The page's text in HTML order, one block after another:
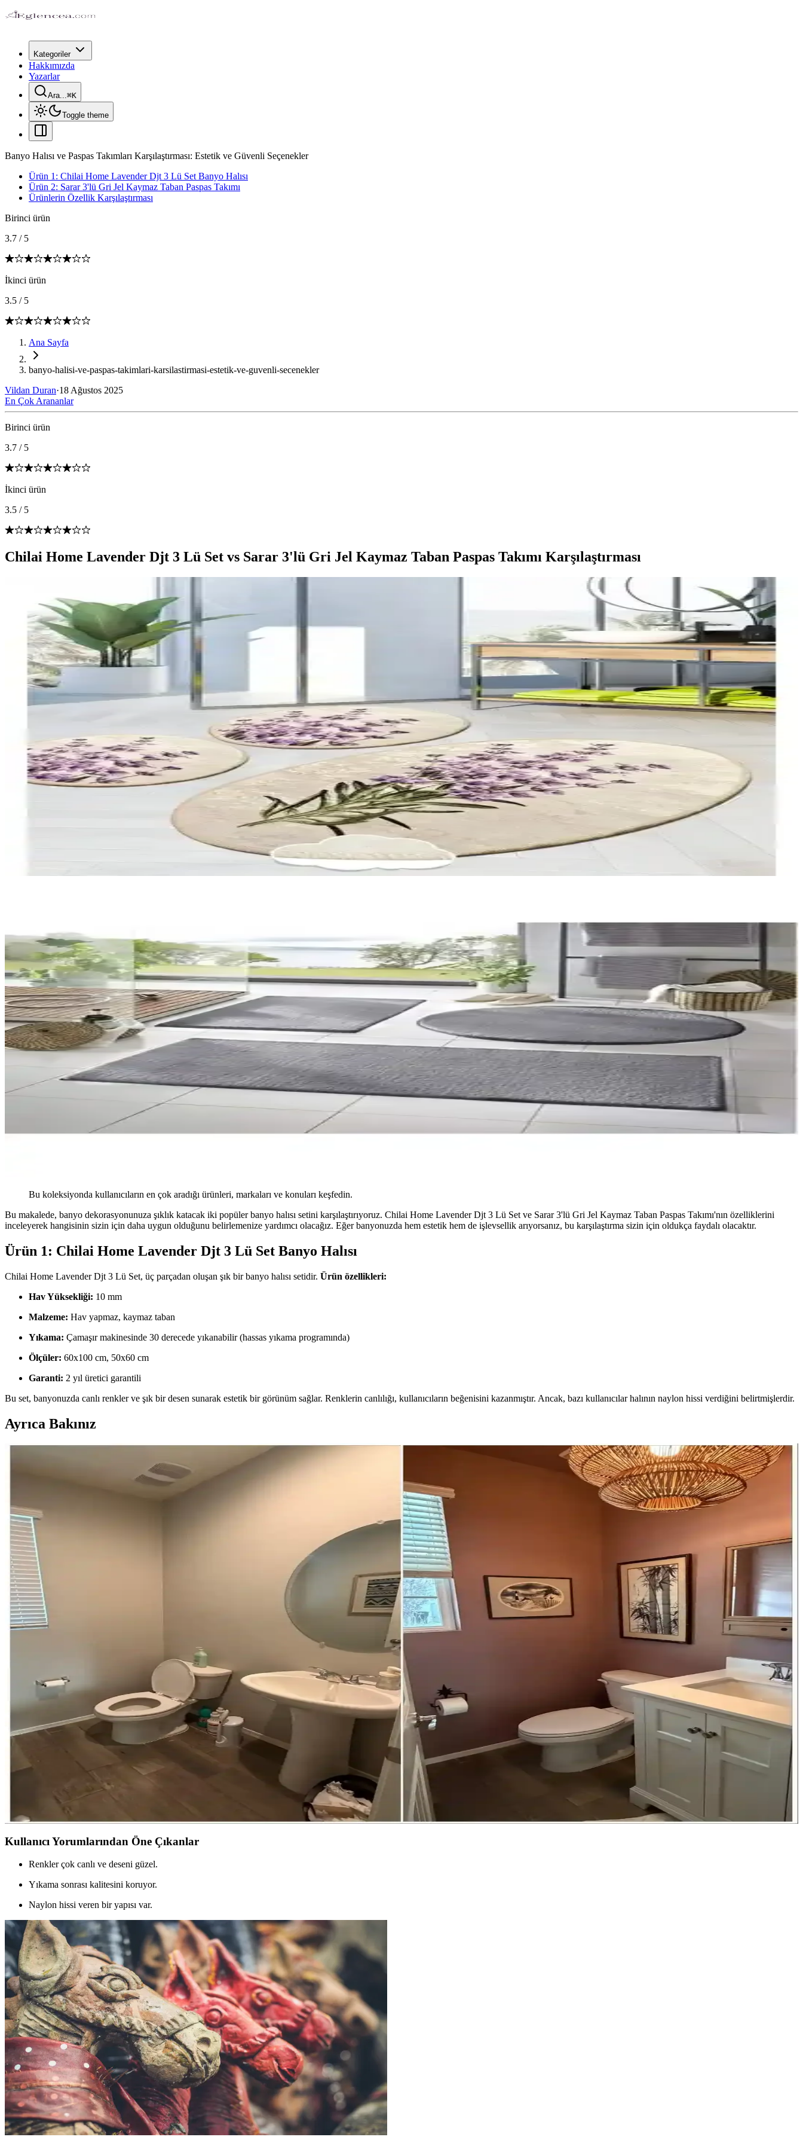
Kategoriler
Hakkımızda
Yazarlar
Ara...⌘K
Toggle theme
Banyo Halısı ve Paspas Takımları Karşılaştırması: Estetik ve Güvenli Seçenekler
Ürün 1: Chilai Home Lavender Djt 3 Lü Set Banyo Halısı
Ürün 2: Sarar 3'lü Gri Jel Kaymaz Taban Paspas Takımı
Ürünlerin Özellik Karşılaştırması
Birinci ürün
3.7 / 5
İkinci ürün
3.5 / 5
Ana Sayfa
banyo-halisi-ve-paspas-takimlari-karsilastirmasi-estetik-ve-guvenli-secenekler
Vildan Duran·18 Ağustos 2025
En Çok Arananlar
Birinci ürün
3.7 / 5
İkinci ürün
3.5 / 5
Chilai Home Lavender Djt 3 Lü Set vs Sarar 3'lü Gri Jel Kaymaz Taban Paspas Takımı Karşılaştırması
Bu koleksiyonda kullanıcıların en çok aradığı ürünleri, markaları ve konuları keşfedin.
Bu makalede, banyo dekorasyonunuza şıklık katacak iki popüler banyo halısı setini karşılaştırıyoruz. Chilai Home Lavender Djt 3 Lü Set ve Sarar 3'lü Gri Jel Kaymaz Taban Paspas Takımı'nın özelliklerini
inceleyerek hangisinin sizin için daha uygun olduğunu belirlemenize yardımcı olacağız. Eğer banyonuzda hem estetik hem de işlevsellik arıyorsanız, bu karşılaştırma sizin için oldukça faydalı olacaktır.
Ürün 1: Chilai Home Lavender Djt 3 Lü Set Banyo Halısı
Chilai Home Lavender Djt 3 Lü Set, üç parçadan oluşan şık bir banyo halısı setidir. Ürün özellikleri:
Hav Yüksekliği: 10 mm
Malzeme: Hav yapmaz, kaymaz taban
Yıkama: Çamaşır makinesinde 30 derecede yıkanabilir (hassas yıkama programında)
Ölçüler: 60x100 cm, 50x60 cm
Garanti: 2 yıl üretici garantili
Bu set, banyonuzda canlı renkler ve şık bir desen sunarak estetik bir görünüm sağlar. Renklerin canlılığı, kullanıcıların beğenisini kazanmıştır. Ancak, bazı kullanıcılar halının naylon hissi verdiğini belirtmişlerdir.
Ayrıca Bakınız
Küçük Toalet Odası Yenileme: Fonksiyonel ve Estetik Tasarım Önerileri
Küçük toalet odasının yenilenmesinde mobilya uyumu, ton sür ton desenler ve aksesuar seçimi önemlidir. Uygun fiyatlı dolap boyama ve hijyenik halı tercihleri mekâna estetik ve fonksiyonellik katar.
Banyo Lavabo Üstü Raf ve Pencere Dekorasyonu İçin Fonksiyonel ve Estetik Çözümler
Banyoda lavabo üstü raf ve pencere alanı için nem ve ışık koşullarına uygun bitkiler, aromaterapi ürünleri, vinil kaplamalar ve doğal dekoratif objelerle estetik ve fonksiyonel çözümler sunulmaktadır.
1920'ler Tarzı Banyo Yenileme: Tarihi Doku ve Modern Tasarım Seçenekleri
1920'ler tarzı evlerde banyo yenileme sürecinde, özgün karo zemin korunması ve krem metro seramik kullanımı ile tarihi doku korunurken, mermer ve yeni karo seçenekleri modern ve lüks alternatifler sunar.
Chicago'da Moody Stil Banyo Yenileme: Modern Tasarım ve Fonksiyonel Çözümler
Chicago'da küçük ve penceresiz bir banyoda gerçekleştirilen moody stil banyo yenileme projesi, koyu tonlar, özel tasarım lavabo ve gömme raflarla estetik ve fonksiyonelliği bir araya getiriyor.
Banyoda Sarıdan Mor ve Yeşile Geçiş: Duvar Rengi Seçiminde Uyum ve Estetik
Banyoda sarı ve turuncu tonlardan uzaklaşarak, sıcak mor ve yeşil tonlarıyla uyumlu, ferah bir atmosfer yaratmak için duvar rengi seçimi ve uyumlu aksesuarlar önemlidir.
Uygun Maliyetli Banyo Yenileme: Minimal Müdahalelerle Estetik ve Fonksiyonel Çözümler
Minimal müdahalelerle yapılan banyo yenileme projeleri, düşük maliyetle estetik ve fonksiyonel mekanlar sunar. Doğru ürün seçimi ve renk uyumu ile küçük banyolar bile modernleşir.
Banyo Havlularında Renk ve Desen Çeşitliliği ile Kalite Sorunları Üzerine Analiz
Banyo havlularında renk ve desen çeşitliliğinin azalması, kullanıcıların stil arayışını zorlaştırıyor. Alternatif markalar ve ürünlerle bu sorun aşılabilir, kalite ve dayanıklılık ise ön planda tutulmalı.
Evde Banyo Yenileme: Bütçe Dostu Estetik ve Fonksiyonel Tasarım Yaklaşımları
Evde banyo yenileme, doğru renk seçimi, özgün dekorasyon ve fonksiyonel mobilyalarla sınırlı bütçede estetik ve kullanışlı mekanlar yaratmayı mümkün kılar. Detaylar ve işçilik başarının anahtarıdır.
Kullanıcı Yorumlarından Öne Çıkanlar
Renkler çok canlı ve deseni güzel.
Yıkama sonrası kalitesini koruyor.
Naylon hissi veren bir yapısı var.